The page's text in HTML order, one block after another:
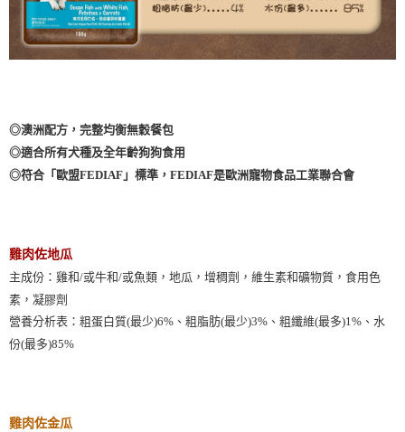
◎澳洲配方，完整均衡無穀餐包
◎適合所有犬種及全年齡狗狗食用
◎符合「歐盟FEDIAF」標準，FEDIAF是歐洲寵物食品工業聯合會
雞肉佐地瓜
主成份：雞和/或牛和/或魚類，地瓜，增稠劑，維生素和礦物質，食用色
素，凝膠劑
營養分析表：粗蛋白質(最少)6%、粗脂肪(最少)3%、粗纖維(最多)1%、水
份(最多)85%
雞肉佐金瓜